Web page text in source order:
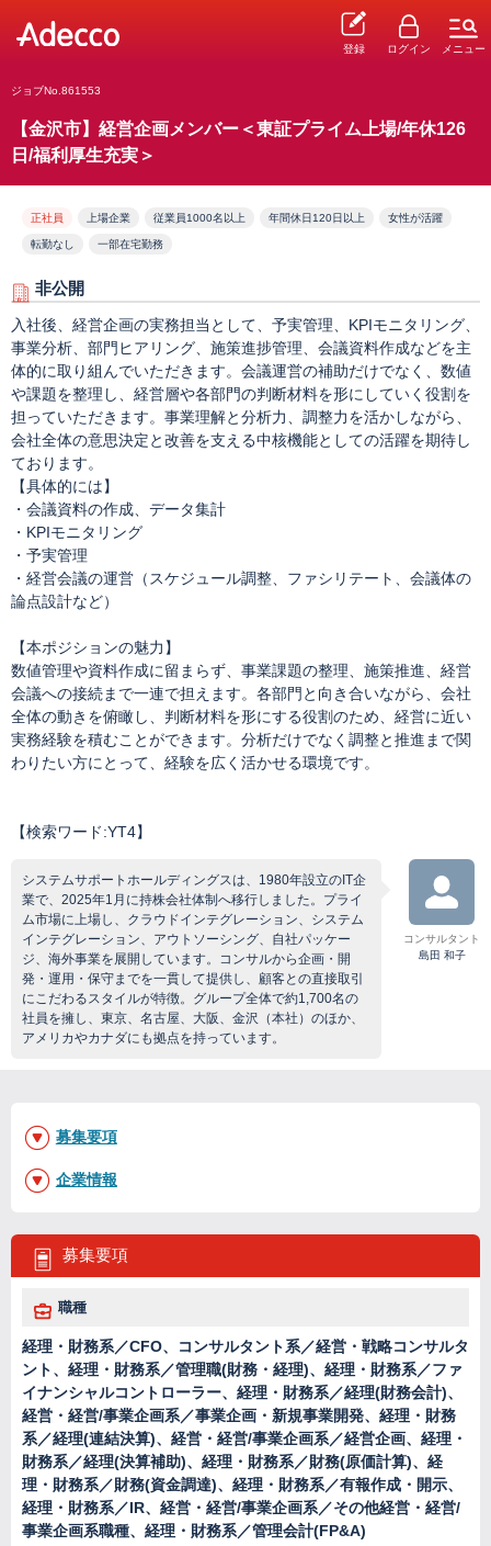
登録 ログイン メニュー
ジョブNo.861553
【金沢市】経営企画メンバー＜東証プライム上場/年休126
日/福利厚生充実＞
正社員 上場企業 従業員1000名以上 年間休日120日以上 女性が活躍
転勤なし 一部在宅勤務
非公開
入社後、経営企画の実務担当として、予実管理、KPIモニタリング、
事業分析、部門ヒアリング、施策進捗管理、会議資料作成などを主
体的に取り組んでいただきます。会議運営の補助だけでなく、数値
や課題を整理し、経営層や各部門の判断材料を形にしていく役割を
担っていただきます。事業理解と分析力、調整力を活かしながら、
会社全体の意思決定と改善を支える中核機能としての活躍を期待し
ております。
【具体的には】
・会議資料の作成、データ集計
・KPIモニタリング
・予実管理
・経営会議の運営（スケジュール調整、ファシリテート、会議体の
論点設計など）
【本ポジションの魅力】
数値管理や資料作成に留まらず、事業課題の整理、施策推進、経営
会議への接続まで一連で担えます。各部門と向き合いながら、会社
全体の動きを俯瞰し、判断材料を形にする役割のため、経営に近い
実務経験を積むことができます。分析だけでなく調整と推進まで関
わりたい方にとって、経験を広く活かせる環境です。
【検索ワード:YT4】
システムサポートホールディングスは、1980年設立のIT企
業で、2025年1月に持株会社体制へ移行しました。プライ
ム市場に上場し、クラウドインテグレーション、システム
インテグレーション、アウトソーシング、自社パッケー
ジ、海外事業を展開しています。コンサルから企画・開
発・運用・保守までを一貫して提供し、顧客との直接取引
にこだわるスタイルが特徴。グループ全体で約1,700名の
社員を擁し、東京、名古屋、大阪、金沢（本社）のほか、
アメリカやカナダにも拠点を持っています。
コンサルタント
島田 和子
募集要項
職種
経理・財務系／CFO、コンサルタント系／経営・戦略コンサルタ
ント、経理・財務系／管理職(財務・経理)、経理・財務系／ファ
イナンシャルコントローラー、経理・財務系／経理(財務会計)、
経営・経営/事業企画系／事業企画・新規事業開発、経理・財務
系／経理(連結決算)、経営・経営/事業企画系／経営企画、経理・
財務系／経理(決算補助)、経理・財務系／財務(原価計算)、経
理・財務系／財務(資金調達)、経理・財務系／有報作成・開示、
経理・財務系／IR、経営・経営/事業企画系／その他経営・経営/
事業企画系職種、経理・財務系／管理会計(FP&A)
募集要項
企業情報